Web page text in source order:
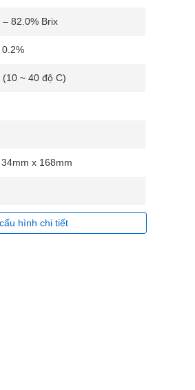
– 82.0% Brix
0.2%
(10 ~ 40 độ C)
x 168mm
hình chi tiết